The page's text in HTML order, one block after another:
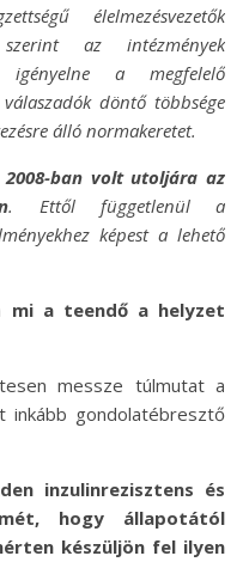
élelmezésvezetők
az intézmények
igényelne a megfelelő
válaszadók döntő többsége
álló normakeretet.
2008-ban volt utoljára az
. Ettől függetlenül a
képest a lehető
mi a teendő a helyzet
messze túlmutat a
inkább gondolatébresztő
inzulinrezisztens és
hogy állapotától
készüljön fel ilyen